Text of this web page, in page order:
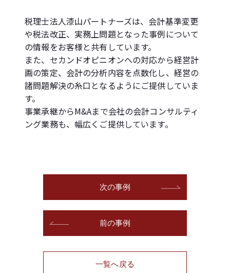
税理士法人漆山パートナーズは、会計基準変更
や税法改正、実務上問題となった事例について
の情報をお客様と共有しています。
また、セカンドオピニオンへの対応から経営計
画の策定、会計の分析内容を点数化し、経営の
諸問題解決の糸口となるようにご提供していま
す。
事業承継からM&Aまで会社の会計コンサルティ
ング業務も、幅広くご提供しています。
前の事例
次の事例
一覧へ戻る